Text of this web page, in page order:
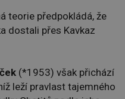
teorie předpokládá, že
dostali přes Kavkaz
(*1953) však přichází
leží pravlast tajemného